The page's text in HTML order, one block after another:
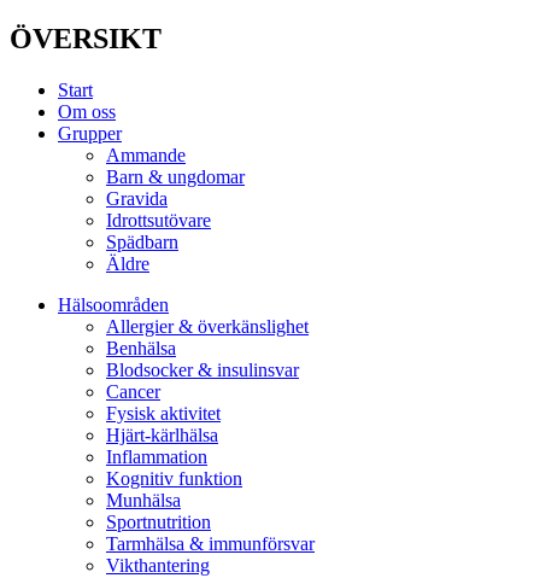
ÖVERSIKT
Start
Om oss
Grupper
Ammande
Barn & ungdomar
Gravida
Idrottsutövare
Spädbarn
Äldre
Hälsoområden
Allergier & överkänslighet
Benhälsa
Blodsocker & insulinsvar
Cancer
Fysisk aktivitet
Hjärt-kärlhälsa
Inflammation
Kognitiv funktion
Munhälsa
Sportnutrition
Tarmhälsa & immunförsvar
Vikthantering